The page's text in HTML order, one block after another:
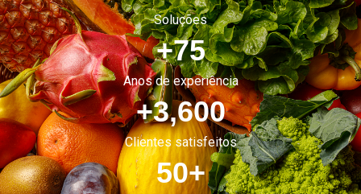
Soluções
Anos de experiência
+75
Clientes satisfeitos
+3,600
50+